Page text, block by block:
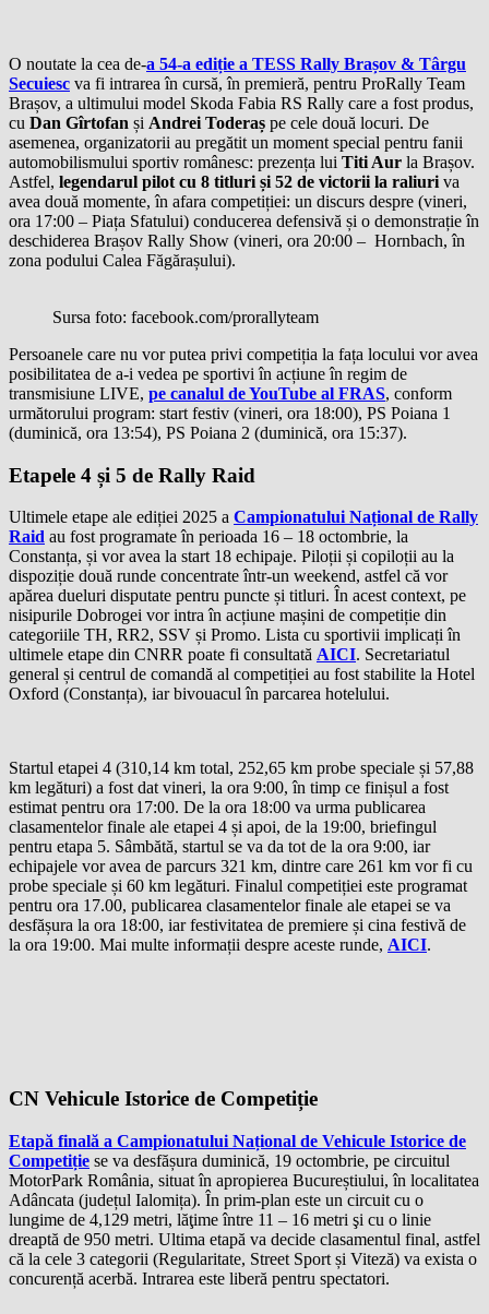
O noutate la cea de-a 54-a ediție a TESS Rally Brașov & Târgu
Secuiesc va fi intrarea în cursă, în premieră, pentru ProRally Team
Brașov, a ultimului model Skoda Fabia RS Rally care a fost produs,
cu Dan Gîrtofan și Andrei Toderaș pe cele două locuri. De
asemenea, organizatorii au pregătit un moment special pentru fanii
automobilismului sportiv românesc: prezența lui Titi Aur la Brașov.
Astfel, legendarul pilot cu 8 titluri și 52 de victorii la raliuri va
avea două momente, în afara competiției: un discurs despre (vineri,
ora 17:00 – Piața Sfatului) conducerea defensivă și o demonstrație în
deschiderea Brașov Rally Show (vineri, ora 20:00 – Hornbach, în
zona podului Calea Făgărașului).
Sursa foto: facebook.com/prorallyteam
Persoanele care nu vor putea privi competiția la fața locului vor avea
posibilitatea de a-i vedea pe sportivi în acțiune în regim de
transmisiune LIVE, pe canalul de YouTube al FRAS, conform
următorului program: start festiv (vineri, ora 18:00), PS Poiana 1
(duminică, ora 13:54), PS Poiana 2 (duminică, ora 15:37).
Etapele 4 și 5 de Rally Raid
Ultimele etape ale ediției 2025 a Campionatului Național de Rally
Raid au fost programate în perioada 16 – 18 octombrie, la
Constanța, și vor avea la start 18 echipaje. Piloții și copiloții au la
dispoziție două runde concentrate într-un weekend, astfel că vor
apărea dueluri disputate pentru puncte și titluri. În acest context, pe
nisipurile Dobrogei vor intra în acțiune mașini de competiție din
categoriile TH, RR2, SSV și Promo. Lista cu sportivii implicați în
ultimele etape din CNRR poate fi consultată AICI. Secretariatul
general și centrul de comandă al competiției au fost stabilite la Hotel
Oxford (Constanța), iar bivouacul în parcarea hotelului.
Startul etapei 4 (310,14 km total, 252,65 km probe speciale și 57,88
km legături) a fost dat vineri, la ora 9:00, în timp ce finișul a fost
estimat pentru ora 17:00. De la ora 18:00 va urma publicarea
clasamentelor finale ale etapei 4 și apoi, de la 19:00, briefingul
pentru etapa 5. Sâmbătă, startul se va da tot de la ora 9:00, iar
echipajele vor avea de parcurs 321 km, dintre care 261 km vor fi cu
probe speciale și 60 km legături. Finalul competiției este programat
pentru ora 17.00, publicarea clasamentelor finale ale etapei se va
desfășura la ora 18:00, iar festivitatea de premiere și cina festivă de
la ora 19:00. Mai multe informații despre aceste runde, AICI.
CN Vehicule Istorice de Competiție
Etapă finală a Campionatului Național de Vehicule Istorice de
Competiție se va desfășura duminică, 19 octombrie, pe circuitul
MotorPark România, situat în apropierea Bucureștiului, în localitatea
Adâncata (județul Ialomița). În prim-plan este un circuit cu o
lungime de 4,129 metri, lăţime între 11 – 16 metri şi cu o linie
dreaptă de 950 metri. Ultima etapă va decide clasamentul final, astfel
că la cele 3 categorii (Regularitate, Street Sport și Viteză) va exista o
concurență acerbă. Intrarea este liberă pentru spectatori.